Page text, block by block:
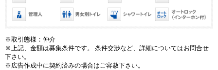
※取引態様：仲介
※上記、金額は募集条件です。 条件交渉など、詳細についてはお問合せ
下さい。
※広告作成中に契約済みの場合はご容赦下さい。